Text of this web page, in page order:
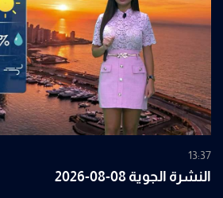
13:37
النشرة الجوية 08-08-2026